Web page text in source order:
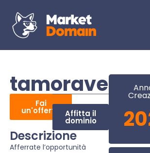
Fai
un'offerta Affitta il
dominio
Descrizione
Afferrate l’opportunità